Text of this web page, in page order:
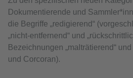
Dokumentierende und
die Begriffe „redigierend“
„nicht-entfernend“ und
Bezeichnungen „malträtierend“
und Corcoran).